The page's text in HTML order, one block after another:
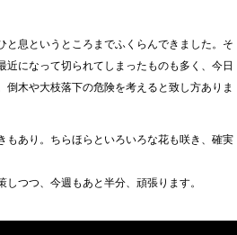
と息というところまでふくらんできました。そ
近になって切られてしまったものも多く、今日
倒木や大枝落下の危険を考えると致し方ありま
もあり。ちらほらといろいろな花も咲き、確実
つつ、今週もあと半分、頑張ります。